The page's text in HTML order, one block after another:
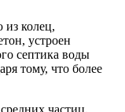
из колец,
устроен
септика воды
тому, что более
частиц.